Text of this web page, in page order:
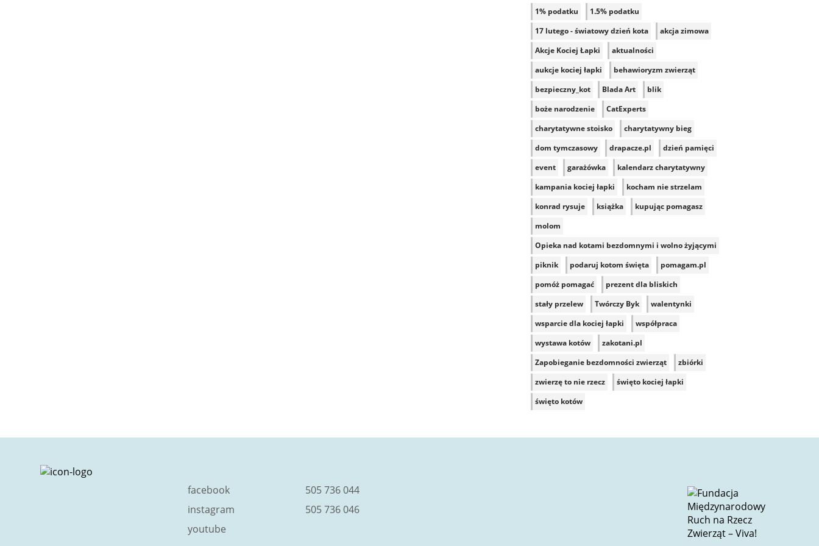
1% podatku
1.5% podatku
17 lutego - światowy dzień kota
akcja zimowa
Akcje Kociej Łapki
aktualności
aukcje kociej łapki
behawioryzm zwierząt
bezpieczny_kot
Blada Art
blik
boże narodzenie
CatExperts
charytatywne stoisko
charytatywny bieg
dom tymczasowy
drapacze.pl
dzień pamięci
event
garażówka
kalendarz charytatywny
kampania kociej łapki
kocham nie strzelam
konrad rysuje
książka
kupując pomagasz
molom
Opieka nad kotami bezdomnymi i wolno żyjącymi
piknik
podaruj kotom święta
pomagam.pl
pomóż pomagać
prezent dla bliskich
stały przelew
Twórczy Byk
walentynki
wsparcie dla kociej łapki
współpraca
wystawa kotów
zakotani.pl
Zapobieganie bezdomności zwierząt
zbiórki
zwierzę to nie rzecz
święto kociej łapki
święto kotów
facebook
instagram
youtube
505 736 044
505 736 046